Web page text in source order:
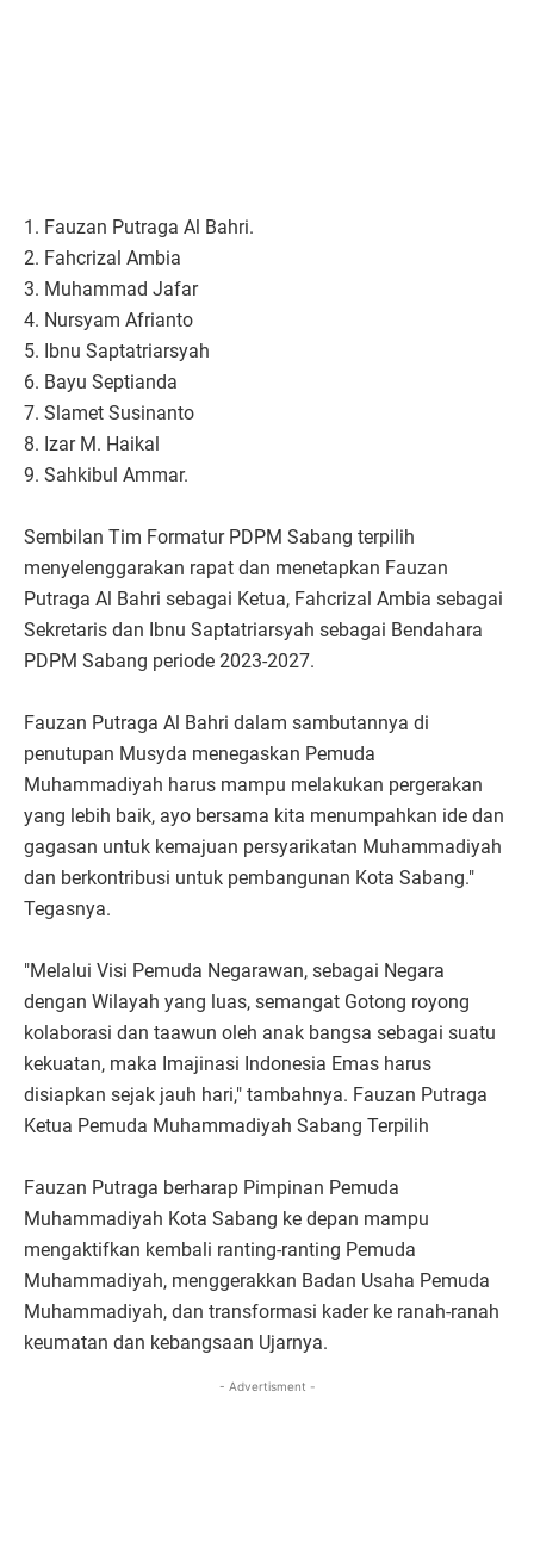
1. Fauzan Putraga Al Bahri.
2. Fahcrizal Ambia
3. Muhammad Jafar
4. Nursyam Afrianto
5. Ibnu Saptatriarsyah
6. Bayu Septianda
7. Slamet Susinanto
8. Izar M. Haikal
9. Sahkibul Ammar.
Sembilan Tim Formatur PDPM Sabang terpilih
menyelenggarakan rapat dan menetapkan Fauzan
Putraga Al Bahri sebagai Ketua, Fahcrizal Ambia sebagai
Sekretaris dan Ibnu Saptatriarsyah sebagai Bendahara
PDPM Sabang periode 2023-2027.
Fauzan Putraga Al Bahri dalam sambutannya di
penutupan Musyda menegaskan Pemuda
Muhammadiyah harus mampu melakukan pergerakan
yang lebih baik, ayo bersama kita menumpahkan ide dan
gagasan untuk kemajuan persyarikatan Muhammadiyah
dan berkontribusi untuk pembangunan Kota Sabang."
Tegasnya.
"Melalui Visi Pemuda Negarawan, sebagai Negara
dengan Wilayah yang luas, semangat Gotong royong
kolaborasi dan taawun oleh anak bangsa sebagai suatu
kekuatan, maka Imajinasi Indonesia Emas harus
disiapkan sejak jauh hari," tambahnya. Fauzan Putraga
Ketua Pemuda Muhammadiyah Sabang Terpilih
Fauzan Putraga berharap Pimpinan Pemuda
Muhammadiyah Kota Sabang ke depan mampu
mengaktifkan kembali ranting-ranting Pemuda
Muhammadiyah, menggerakkan Badan Usaha Pemuda
Muhammadiyah, dan transformasi kader ke ranah-ranah
keumatan dan kebangsaan Ujarnya.
- Advertisment -